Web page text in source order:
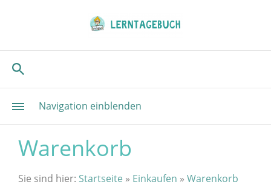
Navigation einblenden
Warenkorb
Sie sind hier: Startseite » Einkaufen » Warenkorb